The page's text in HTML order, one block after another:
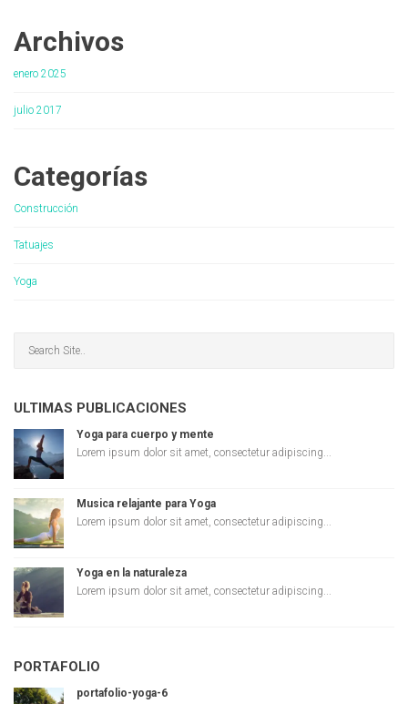
Archivos
enero 2025
julio 2017
Categorías
Construcción
Tatuajes
Yoga
ULTIMAS PUBLICACIONES
Yoga para cuerpo y mente
Lorem ipsum dolor sit amet, consectetur adipiscing...
Musica relajante para Yoga
Lorem ipsum dolor sit amet, consectetur adipiscing...
Yoga en la naturaleza
Lorem ipsum dolor sit amet, consectetur adipiscing...
PORTAFOLIO
portafolio-yoga-6